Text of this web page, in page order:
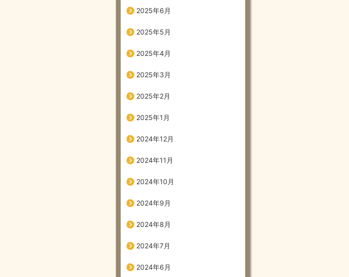
2025年6月
2025年5月
2025年4月
2025年3月
2025年2月
2025年1月
2024年12月
2024年11月
2024年10月
2024年9月
2024年8月
2024年7月
2024年6月